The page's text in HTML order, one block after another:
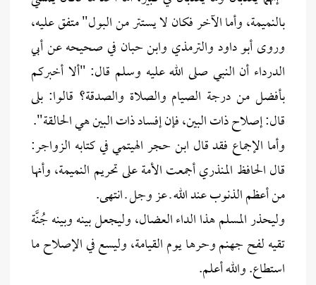
بالنميمة، وأما الآخر فكان لا يستتر من البول" متفق عليه،
وروى أبو داود والترمذي وابن حبان في صحيحه عن أبي
الدرداء أن النبي صلى الله عليه وسلم قال: "ألا أخبركم
بأفضل من درجة الصيام والصلاة والصدقة؟ قالوا: بلى
قال: إصلاح ذات البين، فإن إفساد ذات البين هي الحالقة".
وأما الإجماع فقد قال ابن حجر الهيتمي في كتابه الزواجر:
قال الحافظ المنذري أجمعت الأمة على تحريم النميمة، وأنها
من أعظم الذنوب عند الله ـ عز وجل ـ انتهى.
وليحذر المسلم هذا الداء العضال، وليجعل بينه وبينه جُنَّة
تقيه لفح جهنم وحرها يوم القيامة، وليسع في الإصلاح ما
استطاع. والله أعلم.